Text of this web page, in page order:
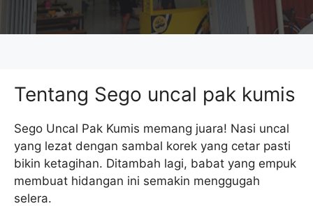
Tentang Sego uncal pak kumis
Sego Uncal Pak Kumis memang juara! Nasi uncal
yang lezat dengan sambal korek yang cetar pasti
bikin ketagihan. Ditambah lagi, babat yang empuk
membuat hidangan ini semakin menggugah
selera.